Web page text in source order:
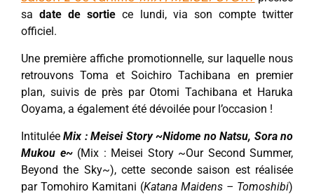
sadate de sortie ce lundi, via son compte twitter
officiel.
Une première affiche promotionnelle, sur laquelle nous
retrouvons Toma et Soichiro Tachibana en premier
plan, suivis de près par Otomi Tachibana et Haruka
Ooyama, a également été dévoilée pour l’occasion !
IntituléeMix : Meisei Story ~Nidome no Natsu, Sora no
Mukou e~(Mix : Meisei Story ~Our Second Summer,
Beyond the Sky~), cette seconde saison est réalisée
par Tomohiro Kamitani (Katana Maidens – Tomoshibi)